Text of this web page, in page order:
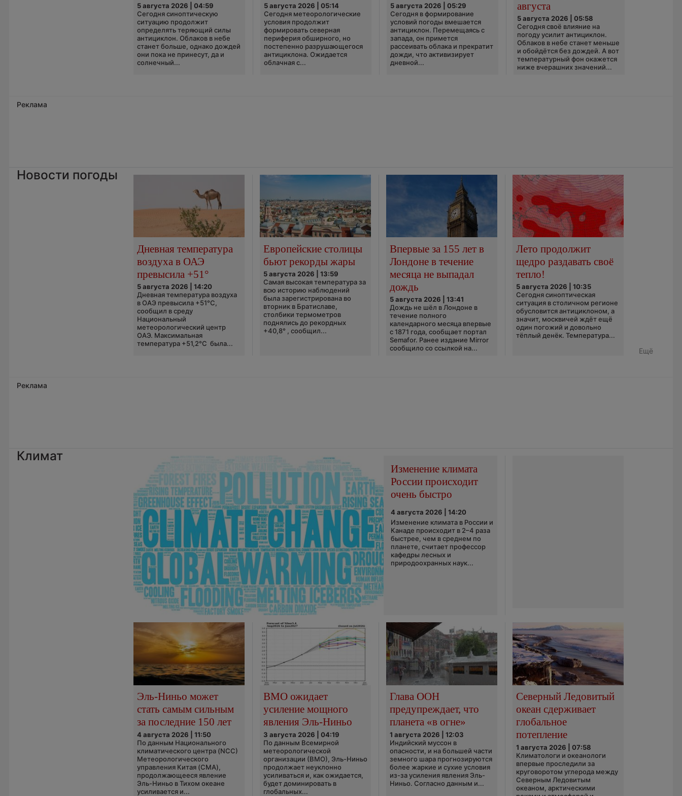
5 августа 2026 | 04:59
Сегодня синоптическую
ситуацию продолжит
определять теряющий силы
антициклон. Облаков в небе
станет больше, однако дождей
они пока не принесут, да и
солнечный...
5 августа 2026 | 05:14
Сегодня метеорологические
условия продолжит
формировать северная
периферия обширного, но
постепенно разрушающегося
антициклона. Ожидается
облачная с...
5 августа 2026 | 05:29
Сегодня в формирование
условий погоды вмешается
антициклон. Перемещаясь с
запада, он примется
рассеивать облака и прекратит
дожди, что активизирует
дневной...
августа
5 августа 2026 | 05:58
Сегодня своё влияние на
погоду усилит антициклон.
Облаков в небе станет меньше
и обойдётся без дождей. А вот
температурный фон окажется
ниже вчерашних значений...
Реклама
Новости погоды
Дневная температура
воздуха в ОАЭ
превысила +51°
5 августа 2026 | 14:20
Дневная температура воздуха
в ОАЭ превысила +51°C,
сообщил в среду
Национальный
метеорологический центр
ОАЭ. Максимальная
температура +51,2°C была...
Европейские столицы
бьют рекорды жары
5 августа 2026 | 13:59
Самая высокая температура за
всю историю наблюдений
была зарегистрирована во
вторник в Братиславе,
столбики термометров
поднялись до рекордных
+40,8° , сообщил...
Впервые за 155 лет в
Лондоне в течение
месяца не выпадал
дождь
5 августа 2026 | 13:41
Дождь не шёл в Лондоне в
течение полного
календарного месяца впервые
с 1871 года, сообщает портал
Semafor. Ранее издание Mirror
сообщило со ссылкой на...
Лето продолжит
щедро раздавать своё
тепло!
5 августа 2026 | 10:35
Сегодня синоптическая
ситуация в столичном регионе
обусловится антициклоном, а
значит, москвичей ждёт ещё
один погожий и довольно
тёплый денёк. Температура...
Ещё
Реклама
Климат
Изменение климата
России происходит
очень быстро
4 августа 2026 | 14:20
Изменение климата в России и
Канаде происходит в 2–4 раза
быстрее, чем в среднем по
планете, считает профессор
кафедры лесных и
природоохранных наук...
Эль-Ниньо может
стать самым сильным
за последние 150 лет
4 августа 2026 | 11:50
По данным Национального
климатического центра (NCC)
Метеорологического
управления Китая (CMA),
продолжающееся явление
Эль-Ниньо в Тихом океане
усиливается и...
ВМО ожидает
усиление мощного
явления Эль-Ниньо
3 августа 2026 | 04:19
По данным Всемирной
метеорологической
организации (ВМО), Эль-Ниньо
продолжает неуклонно
усиливаться и, как ожидается,
будет доминировать в
глобальных...
Глава ООН
предупреждает, что
планета «в огне»
1 августа 2026 | 12:03
Индийский муссон в
опасности, и на большей части
земного шара прогнозируются
более жаркие и сухие условия
из-за усиления явления Эль-
Ниньо. Согласно данным и...
Северный Ледовитый
океан сдерживает
глобальное
потепление
1 августа 2026 | 07:58
Климатологи и океанологи
впервые проследили за
круговоротом углерода между
Северным Ледовитым
океаном, арктическими